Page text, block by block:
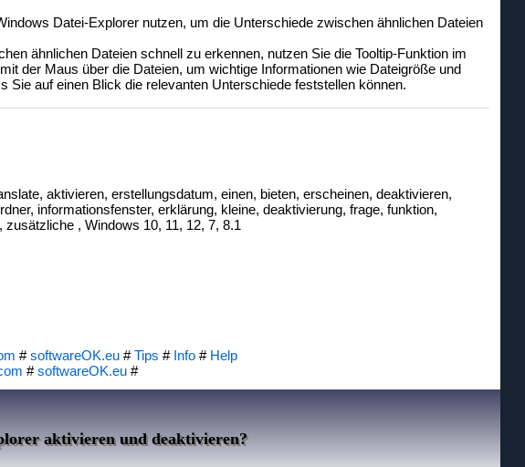
Datei-Explorer nutzen, um die Unterschiede zwischen ähnlichen Dateien
ähnlichen Dateien schnell zu erkennen, nutzen Sie die Tooltip-Funktion im
der Maus über die Dateien, um wichtige Informationen wie Dateigröße und
Sie auf einen Blick die relevanten Unterschiede feststellen können.
aktivieren, erstellungsdatum, einen, bieten, erscheinen, deaktivieren,
informationsfenster, erklärung, kleine, deaktivierung, frage, funktion,
, Windows 10, 11, 12, 7, 8.1
#softwareOK.eu #Tips # Info # Help
#softwareOK.eu #
aktivieren und deaktivieren?